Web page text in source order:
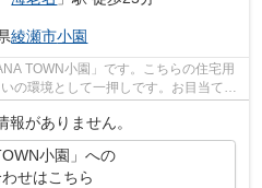
綾瀬市小園
TOWN小園」です。こちらの住宅用
の環境として一押しです。お目当ての
ーム...
報がありません。
小園」への
せはこちら